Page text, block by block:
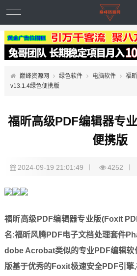
巅峰资源网 绿色软件 电脑软件
福
v13.1.4绿色便携版
福昕高级PDF编辑器专
便携版
2024-09-19 21:01:49 4252
福昕高级PDF编辑器专业版(Foxit
名:福昕风腾PDF电子文档处理套件
dobe Acrobat类似的专业PDF编辑软
版基于优秀的Foxit极速安全PDF引擎